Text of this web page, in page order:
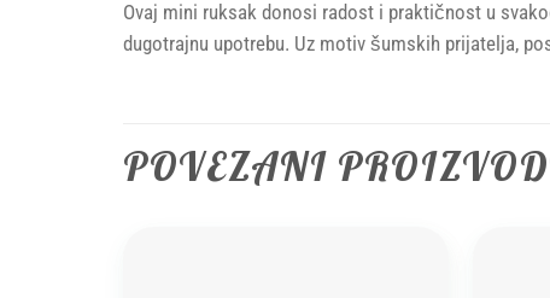
Ovaj mini ruksak donosi radost i praktičnost u
dugotrajnu upotrebu. Uz motiv šumskih prijatelja,
POVEZANI